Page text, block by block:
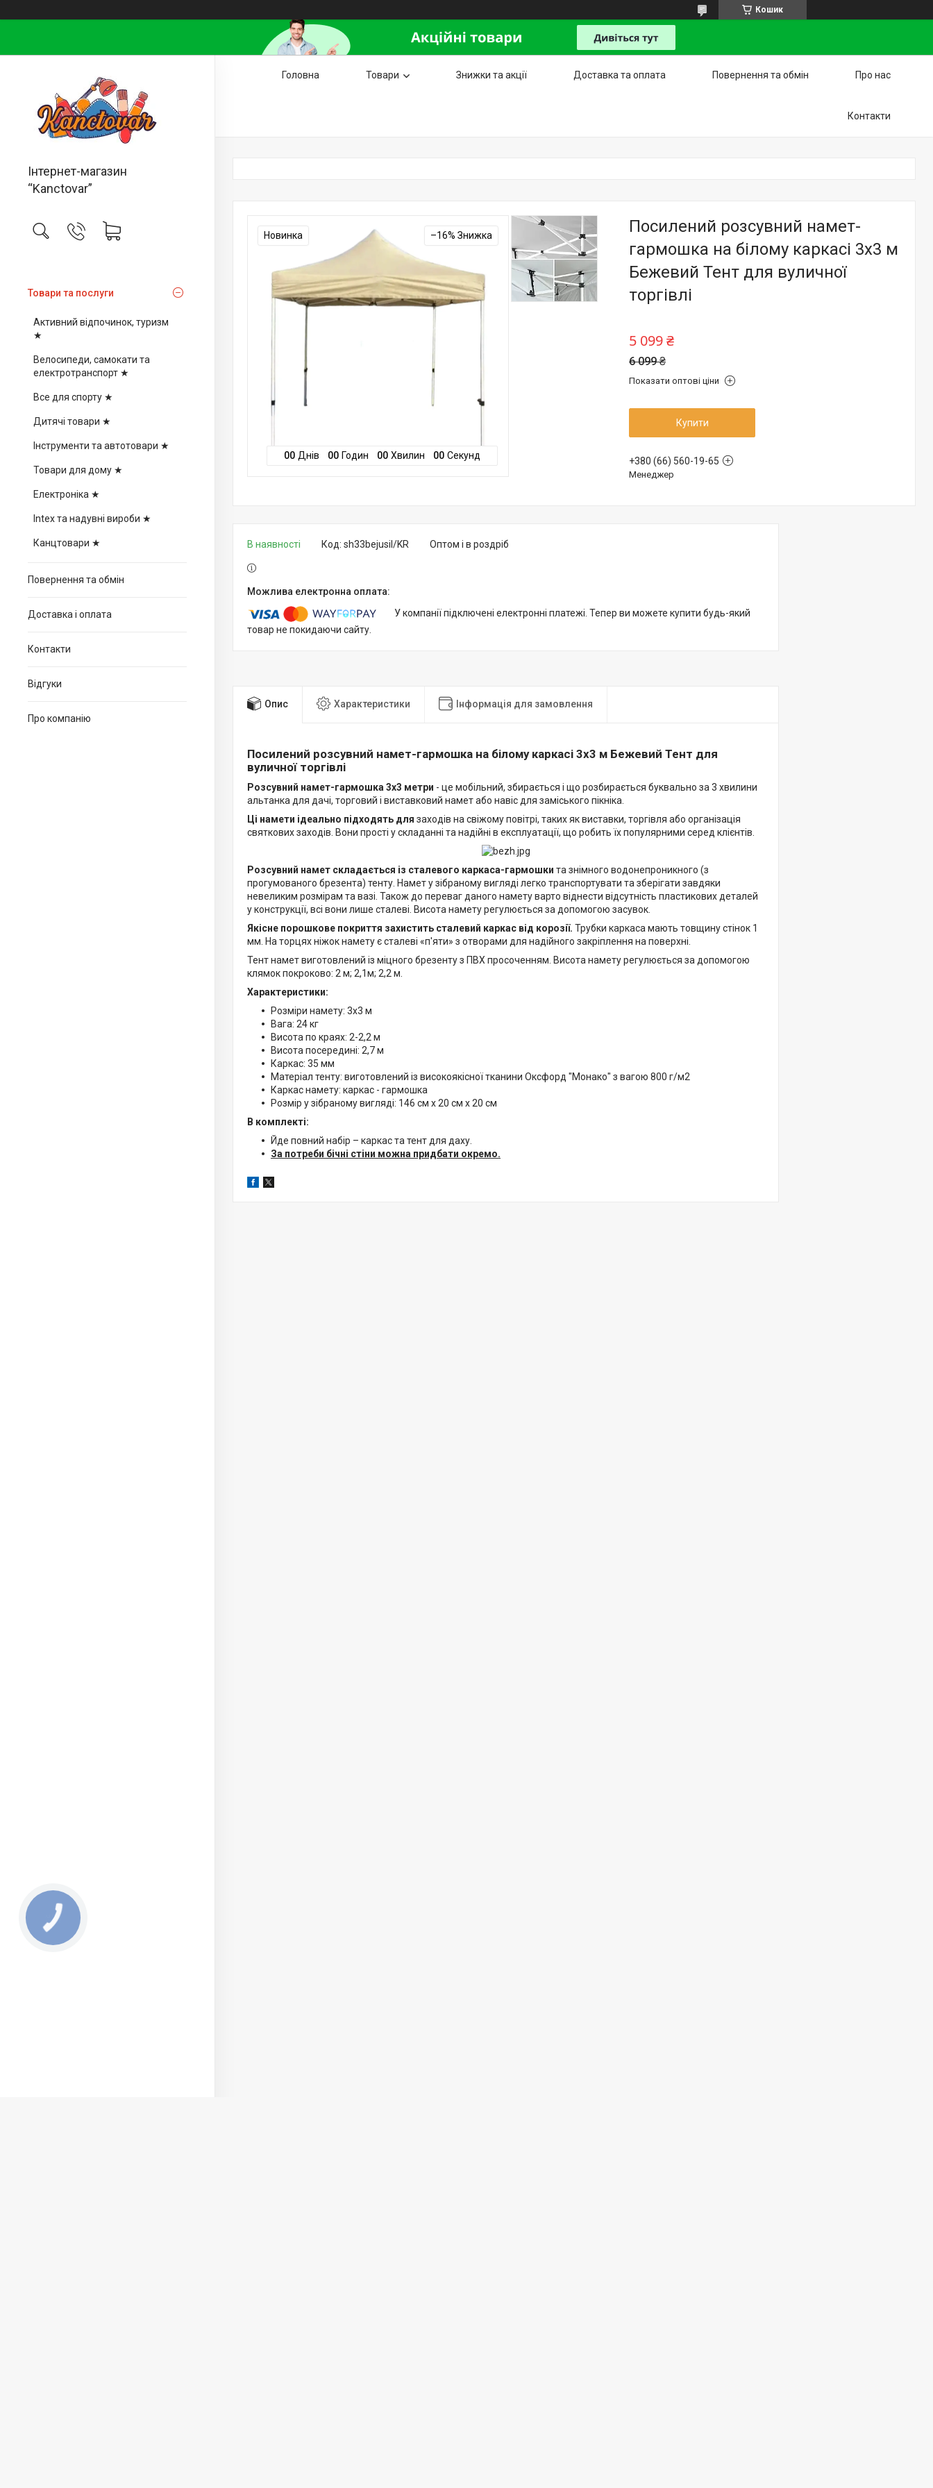
Кошик
Інтернет-магазин
“Kanctovar”
Товари та послуги
Активний відпочинок, туризм
★
Велосипеди, самокати та
електротранспорт ★
Все для спорту ★
Дитячі товари ★
Інструменти та автотовари ★
Товари для дому ★
Електроніка ★
Intex та надувні вироби ★
Канцтовари ★
Повернення та обмін
Доставка і оплата
Контакти
Відгуки
Про компанію
Головна Товари Знижки та акції Доставка та оплата Повернення та обмін Про нас
Контакти
Новинка –16%
00 Днів 00 Годин 00 Хвилин 00 Секунд
Посилений розсувний намет-
гармошка на білому каркасі 3х3 м
Бежевий Тент для вуличної
торгівлі
6 099 ₴
5 099 ₴
Показати оптові ціни
Купити
+380 (66) 560-19-65
Менеджер
В наявності Оптом і в роздріб
Код: sh33bejusil/KR
У компанії підключені електронні платежі. Тепер ви можете купити будь-який
товар не покидаючи сайту.
Опис Характеристики Інформація для замовлення
Посилений розсувний намет-гармошка на білому каркасі 3х3 м Бежевий Тент для
вуличної торгівлі
Розсувний намет-гармошка 3х3 метри - це мобільний, збирається і що розбирається буквально за 3 хвилини
альтанка для дачі, торговий і виставковий намет або навіс для заміського пікніка.
Ці намети ідеально підходять для заходів на свіжому повітрі, таких як виставки, торгівля або організація
святкових заходів. Вони прості у складанні та надійні в експлуатації, що робить їх популярними серед клієнтів.
Розсувний намет складається із сталевого каркаса-гармошки та знімного водонепроникного (з
прогумованого брезента) тенту. Намет у зібраному вигляді легко транспортувати та зберігати завдяки
невеликим розмірам та вазі. Також до переваг даного намету варто віднести відсутність пластикових деталей
у конструкції, всі вони лише сталеві. Висота намету регулюється за допомогою засувок.
Якісне порошкове покриття захистить сталевий каркас від корозії. Трубки каркаса мають товщину стінок 1
мм. На торцях ніжок намету є сталеві «п'яти» з отворами для надійного закріплення на поверхні.
Тент намет виготовлений із міцного брезенту з ПВХ просоченням. Висота намету регулюється за допомогою
клямок покроково: 2 м; 2,1м; 2,2 м.
Характеристики:
Розміри намету: 3х3 м
Вага: 24 кг
Висота по краях: 2-2,2 м
Висота посередині: 2,7 м
Каркас: 35 мм
Матеріал тенту: виготовлений із високоякісної тканини Оксфорд "Монако" з вагою 800 г/м2
Каркас намету: каркас - гармошка
Розмір у зібраному вигляді: 146 см х 20 см х 20 см
В комплекті:
Йде повний набір – каркас та тент для даху.
За потреби бічні стіни можна придбати окремо.